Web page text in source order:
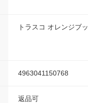
トラスコ オレンジブ
4963041150768
返品可